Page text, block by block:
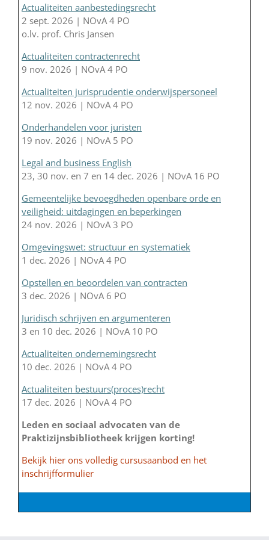
Actualiteiten aanbestedingsrecht
2 sept. 2026 | NOvA 4 PO
o.lv. prof. Chris Jansen
Actualiteiten contractenrecht
9 nov. 2026 | NOvA 4 PO
Actualiteiten jurisprudentie onderwijspersoneel
12 nov. 2026 | NOvA 4 PO
Onderhandelen voor juristen
19 nov. 2026 | NOvA 5 PO
Legal and business English
23, 30 nov. en 7 en 14 dec. 2026 | NOvA 16 PO
Gemeentelijke bevoegdheden openbare orde en
veiligheid: uitdagingen en beperkingen
24 nov. 2026 | NOvA 3 PO
Omgevingswet: structuur en systematiek
1 dec. 2026 | NOvA 4 PO
Opstellen en beoordelen van contracten
3 dec. 2026 | NOvA 6 PO
Juridisch schrijven en argumenteren
3 en 10 dec. 2026 | NOvA 10 PO
Actualiteiten ondernemingsrecht
10 dec. 2026 | NOvA 4 PO
Actualiteiten bestuurs(proces)recht
17 dec. 2026 | NOvA 4 PO
Leden en sociaal advocaten van de
Praktizijnsbibliotheek krijgen korting!
Bekijk hier ons volledig cursusaanbod en het
inschrijfformulier